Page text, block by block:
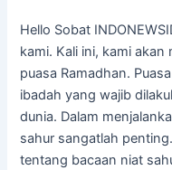
Hello Sobat
kami. Kali ini, kami
puasa Ramadhan.
ibadah yang wajib
dunia. Dalam
sahur sangatlah
tentang bacaan niat